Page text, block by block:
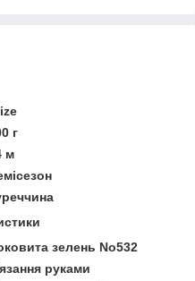
г
м
зелень No532
руками